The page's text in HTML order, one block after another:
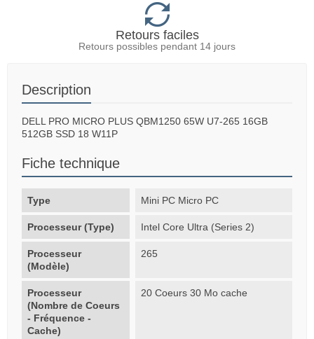
Retours faciles
Retours possibles pendant 14 jours
Description
DELL PRO MICRO PLUS QBM1250 65W U7-265 16GB
512GB SSD 18 W11P
Fiche technique
Type Mini PC Micro PC
Processeur (Type) Intel Core Ultra (Series 2)
Processeur
(Modèle)
265
Processeur
(Nombre de Coeurs
- Fréquence -
Cache)
20 Coeurs 30 Mo cache